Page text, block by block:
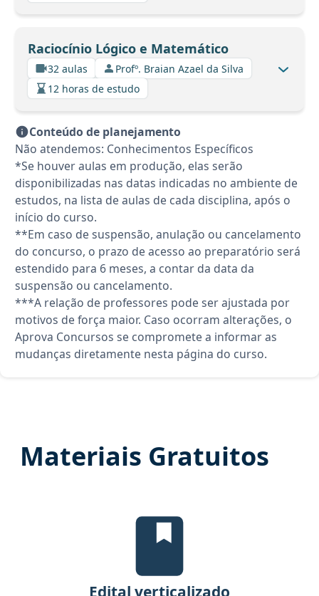
Raciocínio Lógico e Matemático
32 aulas
Profº. Braian Azael da Silva
12 horas de estudo
Conteúdo de planejamento
Não atendemos: Conhecimentos Específicos
*Se houver aulas em produção, elas serão
disponibilizadas nas datas indicadas no ambiente de
estudos, na lista de aulas de cada disciplina, após o
início do curso.
**Em caso de suspensão, anulação ou cancelamento
do concurso, o prazo de acesso ao preparatório será
estendido para 6 meses, a contar da data da
suspensão ou cancelamento.
***A relação de professores pode ser ajustada por
motivos de força maior. Caso ocorram alterações, o
Aprova Concursos se compromete a informar as
mudanças diretamente nesta página do curso.
Materiais Gratuitos
Edital Verticalizado, material
Edital verticalizado